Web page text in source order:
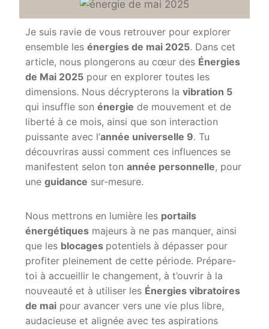
Je suis ravie de vous retrouver pour explorer
ensemble les énergies de mai 2025. Dans cet
article, nous plongerons au cœur des Énergies
de Mai 2025 pour en explorer toutes les
dimensions. Nous décrypterons la vibration 5
qui insuffle son énergie de mouvement et de
liberté à ce mois, ainsi que son interaction
puissante avec l’année universelle 9. Tu
découvriras aussi comment ces influences se
manifestent selon ton année personnelle, pour
une guidance sur-mesure.
Nous mettrons en lumière les portails
énergétiques majeurs à ne pas manquer, ainsi
que les blocages potentiels à dépasser pour
profiter pleinement de cette période. Prépare-
toi à accueillir le changement, à t’ouvrir à la
nouveauté et à utiliser les Énergies vibratoires
de mai pour avancer vers une vie plus libre,
audacieuse et alignée avec tes aspirations